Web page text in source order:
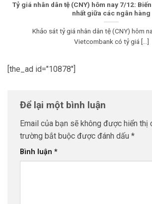
Tỷ giá nhân dân tệ (CNY) hôm nay 7/12:
nhất giữa các ngân hàng
Khảo sát tỷ giá nhân dân tệ (CNY) hôm
Vietcombank có tỷ giá [...]
[the_ad id="10878"]
Để lại một bình luận
Email của bạn sẽ không được hiển thị
trường bắt buộc được đánh dấu *
Bình luận *